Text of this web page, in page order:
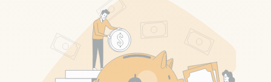
Nombre de lots : 30
18 r abbe gregoire 38000 Grenoble
Chauffage individuel
❯